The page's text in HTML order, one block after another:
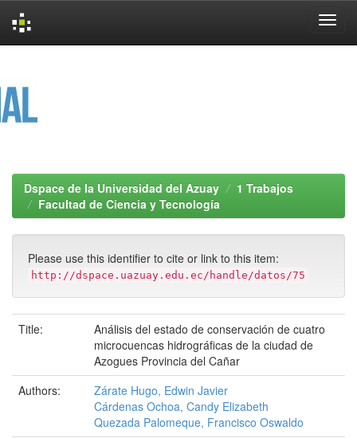
Dspace de la Universidad del Azuay
1 Trabajos
Facultad de Ciencia y Tecnología
Please use this identifier to cite or link to this item:
http://dspace.uazuay.edu.ec/handle/datos/75
Title:
Análisis del estado de conservación de cuatro
microcuencas hidrográficas de la ciudad de
Azogues Provincia del Cañar
Authors:
Zárate Hugo, Edwin Javier
Cárdenas Ochoa, Candy Elizabeth
Quezada Palomeque, Francisco Oswaldo